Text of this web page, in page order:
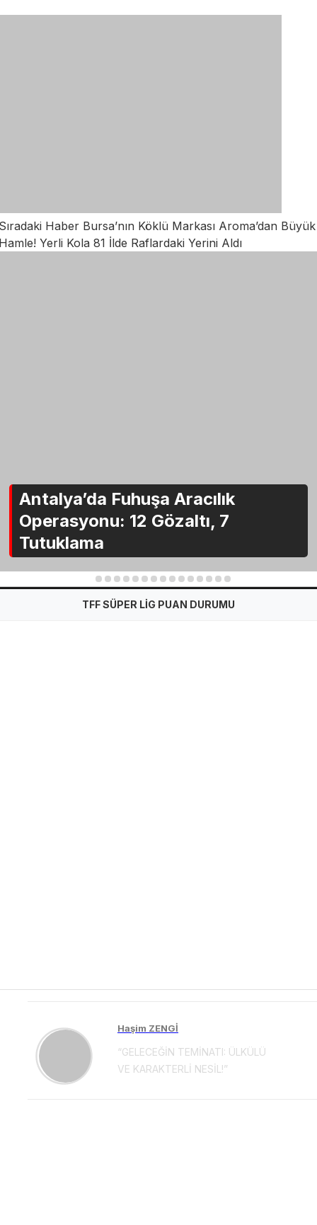
Haber Bursa’nın Köklü Markası Aroma’dan Büyük
Yerli Kola 81 İlde Raflardaki Yerini Aldı
Antalya’da Fuhuşa Aracılık
Operasyonu: 12 Gözaltı, 7
Tutuklama
2 3 4 5 6 7 8 9 10 11 12 13 14 15
TFF SÜPER LİG PUAN DURUMU
Haşim ZENGİ
“GELECEĞİN TEMİNATI: ÜLKÜLÜ
VE KARAKTERLİ NESİL!”